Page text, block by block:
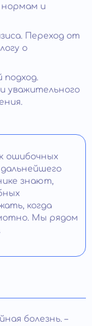
и
Переход от
о
уважительного
ошибочных
знают,
когда
Мы рядом
болезнь. –